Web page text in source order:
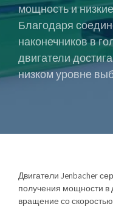
мощность и
Благодаря
наконечников в
двигатели
низком уровне
Двигатели Jenbacher
получения мощности в
вращение со